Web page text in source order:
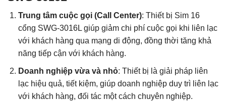
Trung tâm cuộc gọi (Call Center): Thiết bị Sim 16
cổng SWG-3016L giúp giảm chi phí cuộc gọi khi liên lạc
với khách hàng qua mạng di động, đồng thời tăng khả
năng tiếp cận với khách hàng.
Doanh nghiệp vừa và nhỏ: Thiết bị là giải pháp liên
lạc hiệu quả, tiết kiệm, giúp doanh nghiệp duy trì liên lạc
với khách hàng, đối tác một cách chuyên nghiệp.